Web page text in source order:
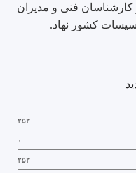
کارشناسان فنی و مدیران
کشور نهاد.
۲۵۳
۰
۲۵۳